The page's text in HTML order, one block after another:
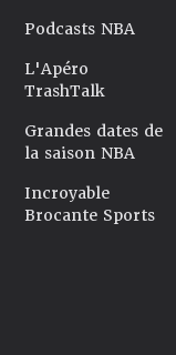
Podcasts NBA
L'Apéro
TrashTalk
Grandes dates de
la saison NBA
Incroyable
Brocante Sports